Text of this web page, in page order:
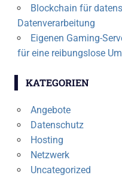
Blockchain für
Datenverarbeitung
Eigenen Gaming-
für eine reibungslose
KATEGORIEN
Angebote
Datenschutz
Hosting
Netzwerk
Uncategorized